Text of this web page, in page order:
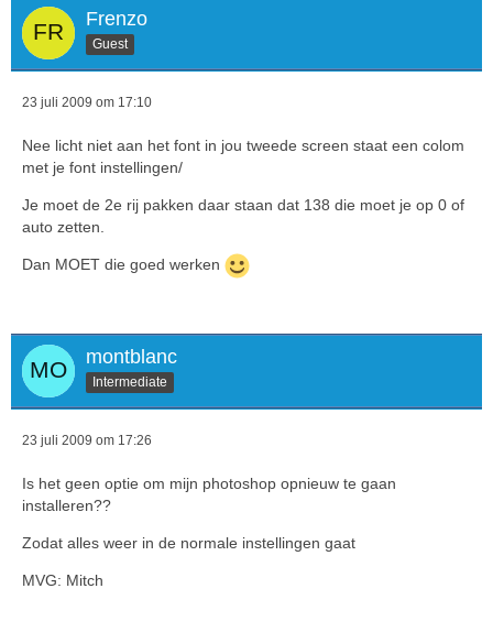
Frenzo
Guest
23 juli 2009 om 17:10
Nee licht niet aan het font in jou tweede screen staat een colom
met je font instellingen/
Je moet de 2e rij pakken daar staan dat 138 die moet je op 0 of
auto zetten.
Dan MOET die goed werken
montblanc
Intermediate
23 juli 2009 om 17:26
Is het geen optie om mijn photoshop opnieuw te gaan
installeren??
Zodat alles weer in de normale instellingen gaat
MVG: Mitch